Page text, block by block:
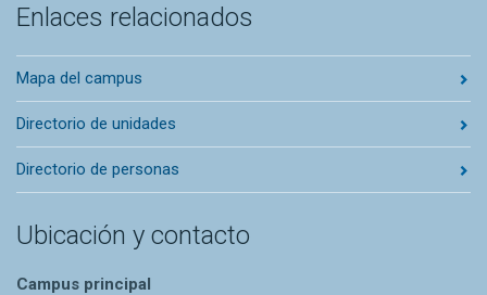
Enlaces relacionados
Mapa del campus
Directorio de unidades
Directorio de personas
Ubicación y contacto
Campus principal